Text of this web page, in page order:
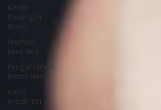
Kelola
Keuangan
Bisnis
Promosi
Seru Nex
Pengumuman
Resmi Nex
Kartu
Kredit 101